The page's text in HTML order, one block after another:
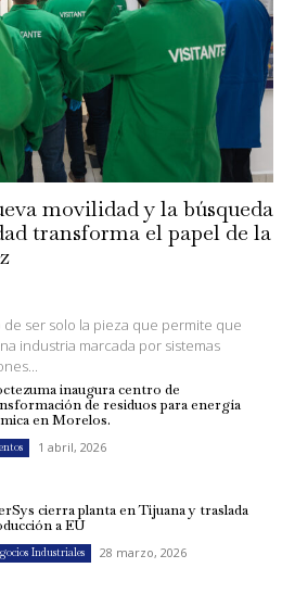
movilidad y la búsqueda
transforma el papel de la
ser solo la pieza que permite que
industria marcada por sistemas
inaugura centro de
de residuos para energía
en Morelos.
1 abril, 2026
cierra planta en Tijuana y traslada
a EU
Industriales 28 marzo, 2026